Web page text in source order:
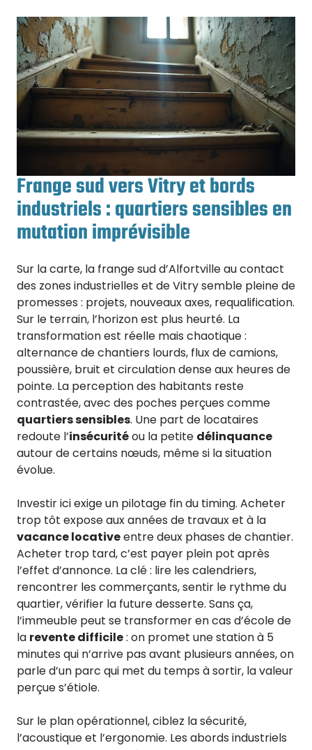
Frange sud vers Vitry et bords
industriels : quartiers sensibles en
mutation imprévisible
Sur la carte, la frange sud d’Alfortville au contact
des zones industrielles et de Vitry semble pleine de
promesses : projets, nouveaux axes, requalification.
Sur le terrain, l’horizon est plus heurté. La
transformation est réelle mais chaotique :
alternance de chantiers lourds, flux de camions,
poussière, bruit et circulation dense aux heures de
pointe. La perception des habitants reste
contrastée, avec des poches perçues comme
quartiers sensibles. Une part de locataires
redoute l’insécuritéou la petite délinquance
autour de certains nœuds, même si la situation
évolue.
Investir ici exige un pilotage fin du timing. Acheter
trop tôt expose aux années de travaux et à la
vacance locativeentre deux phases de chantier.
Acheter trop tard, c’est payer plein pot après
l’effet d’annonce. La clé : lire les calendriers,
rencontrer les commerçants, sentir le rythme du
quartier, vérifier la future desserte. Sans ça,
l’immeuble peut se transformer en cas d’école de
la revente difficile: on promet une station à 5
minutes qui n’arrive pas avant plusieurs années, on
parle d’un parc qui met du temps à sortir, la valeur
perçue s’étiole.
Sur le plan opérationnel, ciblez la sécurité,
l’acoustique et l’ergonomie. Les abords industriels